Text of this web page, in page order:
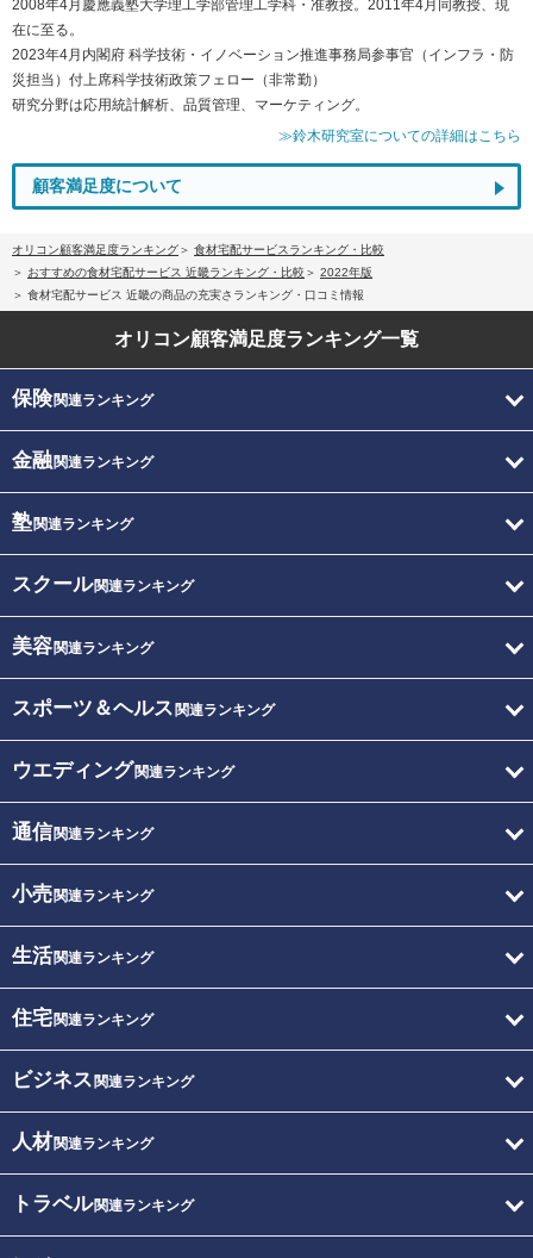
2008年4月慶應義塾大学理工学部管理工学科・准教授。2011年4月同教授、現
在に至る。
2023年4月内閣府 科学技術・イノベーション推進事務局参事官（インフラ・防
災担当）付上席科学技術政策フェロー（非常勤）
研究分野は応用統計解析、品質管理、マーケティング。
≫鈴木研究室についての詳細はこちら
顧客満足度について
オリコン顧客満足度ランキング
食材宅配サービスランキング・比較
おすすめの食材宅配サービス 近畿ランキング・比較
2022年版
食材宅配サービス 近畿の商品の充実さランキング・口コミ情報
オリコン顧客満足度ランキング一覧
保険関連ランキング
金融関連ランキング
塾関連ランキング
スクール関連ランキング
美容関連ランキング
スポーツ＆ヘルス 関連ランキング
ウエディング関連ランキング
通信関連ランキング
小売関連ランキング
生活関連ランキング
住宅関連ランキング
ビジネス 関連ランキング
人材関連ランキング
トラベル関連ランキング